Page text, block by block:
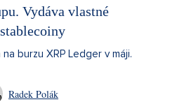
Vydáva vlastné
burzu XRP Ledger v máji.
Radek Polák